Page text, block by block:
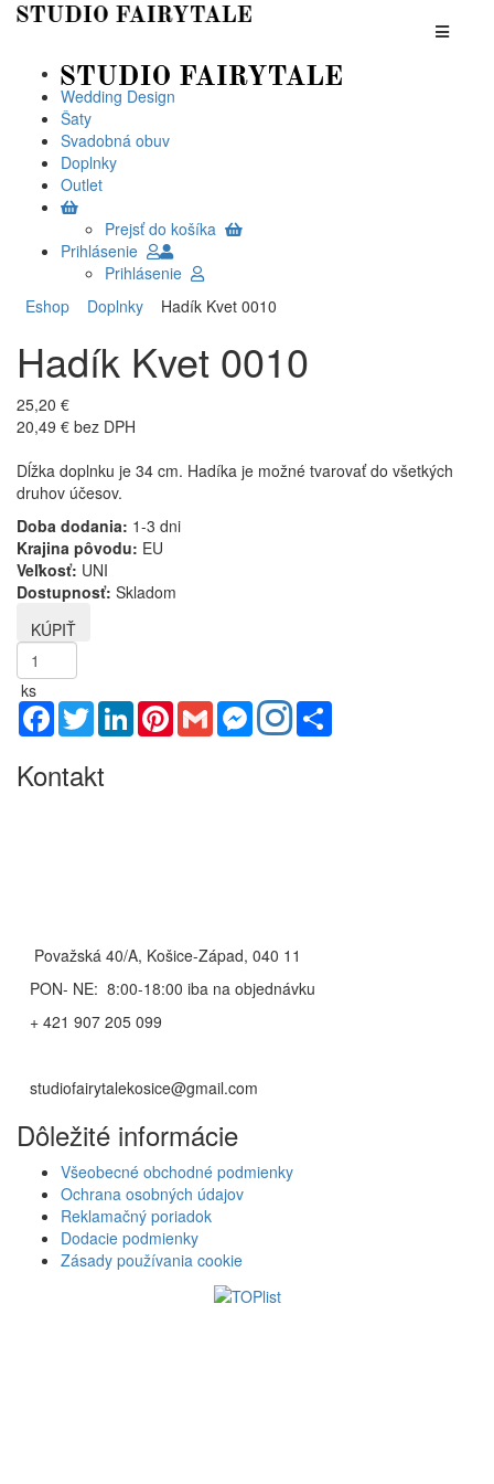
Wedding Design
Šaty
Svadobná obuv
Doplnky
Outlet
Prejsť do košíka
Prihlásenie
Prihlásenie
Eshop
Doplnky Hadík Kvet 0010
Hadík Kvet 0010
25,20 €
20,49 € bez DPH
Dĺžka doplnku je 34 cm. Hadíka je možné tvarovať do všetkých
druhov účesov.
Doba dodania: 1-3 dni
Krajina pôvodu: EU
Veľkosť: UNI
Dostupnosť: Skladom
ks
Facebook
TwitterLinkedInPinterestGmail Messenger
Kontakt
Považská 40/A, Košice-Západ, 040 11
PON- NE: 8:00-18:00 iba na objednávku
+ 421 907 205 099
studiofairytalekosice@gmail.com
Dôležité informácie
Všeobecné obchodné podmienky
Ochrana osobných údajov
Reklamačný poriadok
Dodacie podmienky
Zásady používania cookie